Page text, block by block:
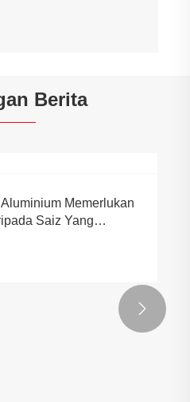
Berita
Memerlukan
Saiz Yang
